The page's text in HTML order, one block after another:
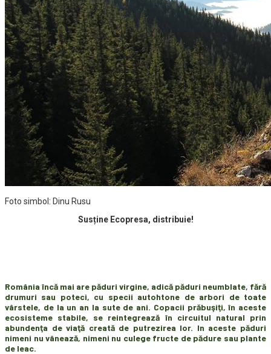
Foto simbol: Dinu Rusu
Susține Ecopresa, distribuie!
România încă mai are păduri virgine, adică păduri neumblate, fără
drumuri sau poteci, cu specii autohtone de arbori de toate
vârstele, de la un an la sute de ani. Copacii prăbuşiţi, în aceste
ecosisteme stabile, se reintegrează în circuitul natural prin
abundenţa de viaţă creată de putrezirea lor. In aceste păduri
nimeni nu vânează, nimeni nu culege fructe de pădure sau plante
de leac.